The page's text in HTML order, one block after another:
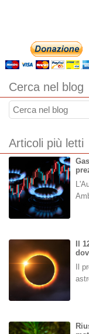
Cerca nel blog
Articoli più letti
Il
Il